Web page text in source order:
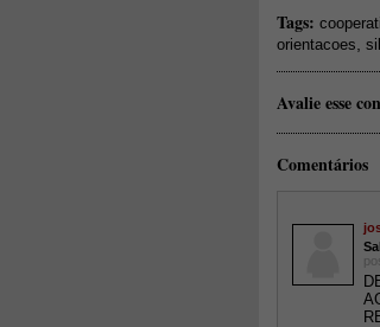
Tags:
orientacoes
Avalie esse
Comentários